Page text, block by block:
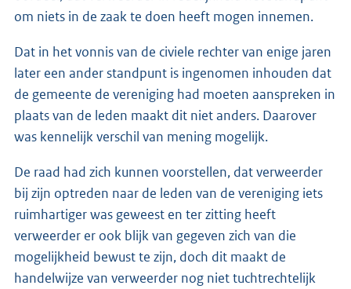
om niets in de zaak te doen heeft mogen innemen.
Dat in het vonnis van de civiele rechter van enige jaren
later een ander standpunt is ingenomen inhouden dat
de gemeente de vereniging had moeten aanspreken in
plaats van de leden maakt dit niet anders. Daarover
was kennelijk verschil van mening mogelijk.
De raad had zich kunnen voorstellen, dat verweerder
bij zijn optreden naar de leden van de vereniging iets
ruimhartiger was geweest en ter zitting heeft
verweerder er ook blijk van gegeven zich van die
mogelijkheid bewust te zijn, doch dit maakt de
handelwijze van verweerder nog niet tuchtrechtelijk